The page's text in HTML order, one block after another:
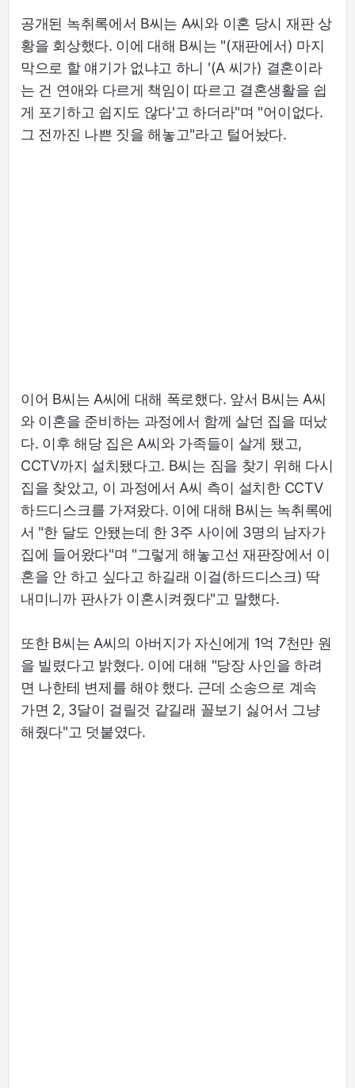
공개된 녹취록에서 B씨는 A씨와 이혼 당시 재판 상
황을 회상했다. 이에 대해 B씨는 "(재판에서) 마지
막으로 할 얘기가 없냐고 하니 '(A 씨가) 결혼이라
는 건 연애와 다르게 책임이 따르고 결혼생활을 쉽
게 포기하고 쉽지도 않다'고 하더라"며 "어이없다.
그 전까진 나쁜 짓을 해놓고"라고 털어놨다.
이어 B씨는 A씨에 대해 폭로했다. 앞서 B씨는 A씨
와 이혼을 준비하는 과정에서 함께 살던 집을 떠났
다. 이후 해당 집은 A씨와 가족들이 살게 됐고,
CCTV까지 설치됐다고. B씨는 짐을 찾기 위해 다시
집을 찾았고, 이 과정에서 A씨 측이 설치한 CCTV
하드디스크를 가져왔다. 이에 대해 B씨는 녹취록에
서 "한 달도 안됐는데 한 3주 사이에 3명의 남자가
집에 들어왔다"며 "그렇게 해놓고선 재판장에서 이
혼을 안 하고 싶다고 하길래 이걸(하드디스크) 딱
내미니까 판사가 이혼시켜줬다"고 말했다.
또한 B씨는 A씨의 아버지가 자신에게 1억 7천만 원
을 빌렸다고 밝혔다. 이에 대해 "당장 사인을 하려
면 나한테 변제를 해야 했다. 근데 소송으로 계속
가면 2, 3달이 걸릴것 같길래 꼴보기 싫어서 그냥
해줬다"고 덧붙였다.